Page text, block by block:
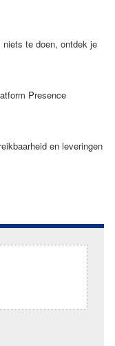
niets te doen, ontdek je
Presence
en leveringen